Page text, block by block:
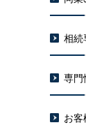
相続
専門
お客